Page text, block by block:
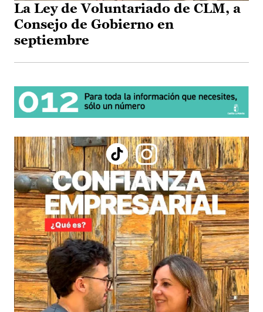
La Ley de Voluntariado de CLM, a
Consejo de Gobierno en
septiembre